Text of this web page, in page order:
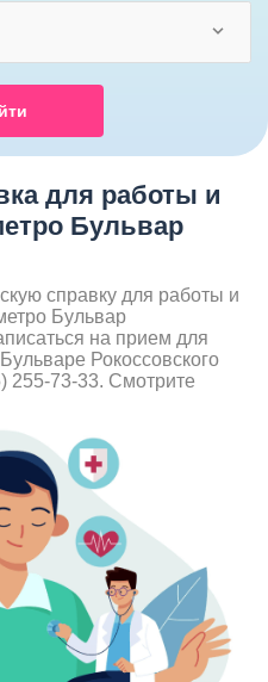
для работы и
Бульвар
справку для работы и
Бульвар
на прием для
Рокоссовского
255-73-33. Смотрите